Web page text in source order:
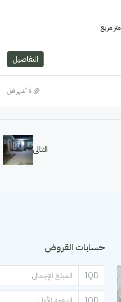
متر مربع
التفاصيل
التالى
حسابات القروض
IQD